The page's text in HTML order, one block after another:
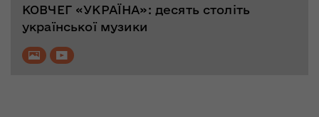
КОВЧЕГ «УКРАЇНА»: десять століть
української музики